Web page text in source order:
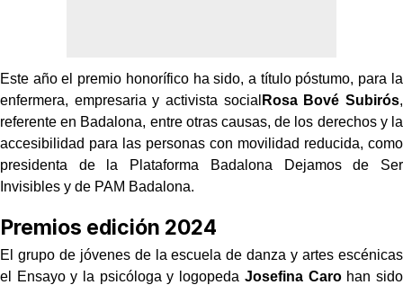
Este año el premio honorífico ha sido, a título póstumo, para la
enfermera, empresaria y activista social Rosa Bové Subirós,
referente en Badalona, entre otras causas, de los derechos y la
accesibilidad para las personas con movilidad reducida, como
presidenta de la Plataforma Badalona Dejamos de Ser
Invisibles y de PAM Badalona.
Premios edición 2024
El grupo de jóvenes de la escuela de danza y artes escénicas
el Ensayo y la psicóloga y logopeda Josefina Carohan sido